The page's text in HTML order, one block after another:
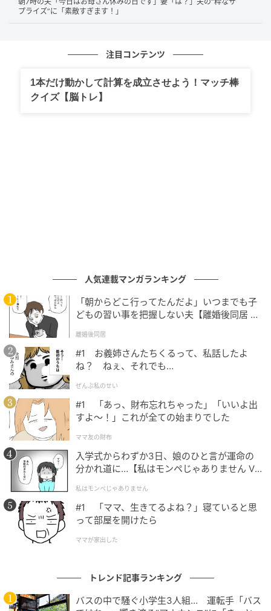
見えんやろー」と長男と一緒に聞いて大笑いしまし
ｰｰｰその後、次男さんとはどのような会話がありました
ｰｰｰまた次男さんの楽しい発言がありましたら、ぜひご
紹介くださいね。
本物の奇跡の50代を目指して
こちらの投稿には、さまざまなコメントが寄せられて
いました。
先読みボーイなのですね
斬新な逆サバサバ読み(笑)
息子くんサイコーだ！！
プライズ”に「素敵すぎます！」
注目コンテンツ
1本だけ動かして計算を成立させよう！マッチ棒
クイズ【脳トレ】
人気連載マンガランキング
「朝からどこ行ってたんだよ」いつまでも子
どもの習い事を把握しない夫【離婚後同居 Vo
離婚後同居
#1 お義姉さんたちくるって、私話したよ
ね？ ねぇ、それでも…
ぜんぶ私のせい
#1 「あっ、財布忘れちゃった」「いいよ出
すよ〜！」これが全ての始まりでした
ママ友の財布
入学式からわずか3日、娘のひと言が運命の
分かれ道に…【私はモンペじゃありません Vo
私はモンペじゃありません
#1 「ママ、生きてるよね？」寝ていると思
って部屋を開けたら
ママが家出した
トレンド記事ランキング
バスの中で騒ぐ小学生3人組… 運転手「バス